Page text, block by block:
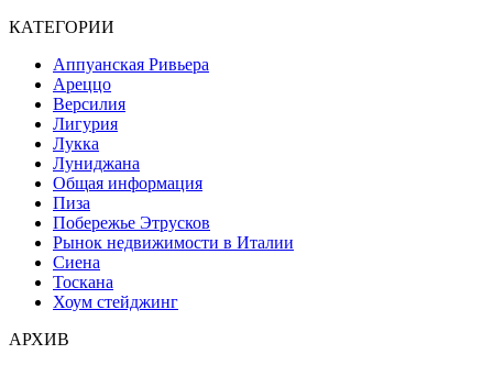
КАТЕГОРИИ
Аппуанская Ривьера
Ареццо
Версилия
Лигурия
Лукка
Луниджана
Общая информация
Пиза
Побережье Этрусков
Рынок недвижимости в Италии
Сиена
Тоскана
Хоум стейджинг
АРХИВ